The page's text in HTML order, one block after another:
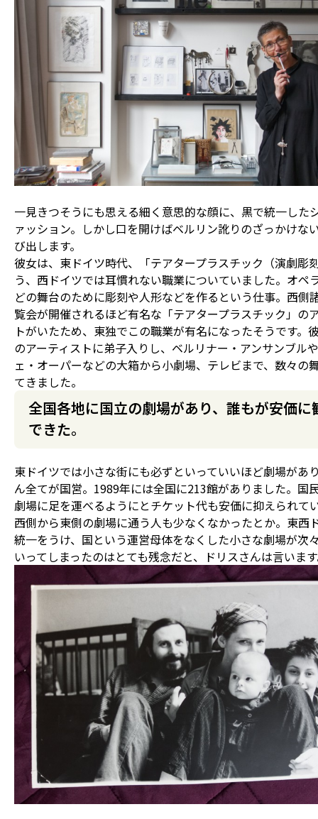
一見きつそうにも思える細く意思的な顔に、黒で統一した
ァッション。しかし口を開けばベルリン訛りのざっかけな
び出します。
彼女は、東ドイツ時代、「テアタープラスチック（演劇彫
う、西ドイツでは耳慣れない職業についていました。オペ
どの舞台のために彫刻や人形などを作るという仕事。西側
覧会が開催されるほど有名な「テアタープラスチック」の
トがいたため、東独でこの職業が有名になったそうです。
のアーティストに弟子入りし、ベルリナー・アンサンブル
ェ・オーパーなどの大箱から小劇場、テレビまで、数々の
てきました。
全国各地に国立の劇場があり、誰もが安価に
できた。
東ドイツでは小さな街にも必ずといっていいほど劇場があ
ん全てが国営。1989年には全国に213館がありました。国
劇場に足を運べるようにとチケット代も安価に抑えられて
西側から東側の劇場に通う人も少なくなかったとか。東西
統一をうけ、国という運営母体をなくした小さな劇場が次
いってしまったのはとても残念だと、ドリスさんは言いま